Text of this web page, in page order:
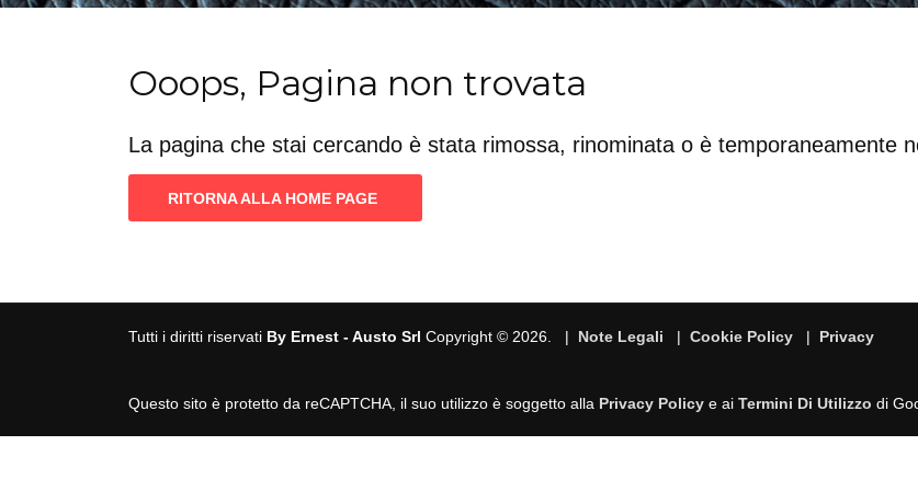
Ooops, Pagina non trovata
La pagina che stai cercando è stata rimossa, rinominata o è temporaneamente
RITORNA ALLA HOME PAGE
Tutti i diritti riservati By Ernest - Austo Srl Copyright © 2026. | Note Legali | Cookie Policy | Privacy
Questo sito è protetto da reCAPTCHA, il suo utilizzo è soggetto alla Privacy Policy e ai Termini Di Utilizzo di